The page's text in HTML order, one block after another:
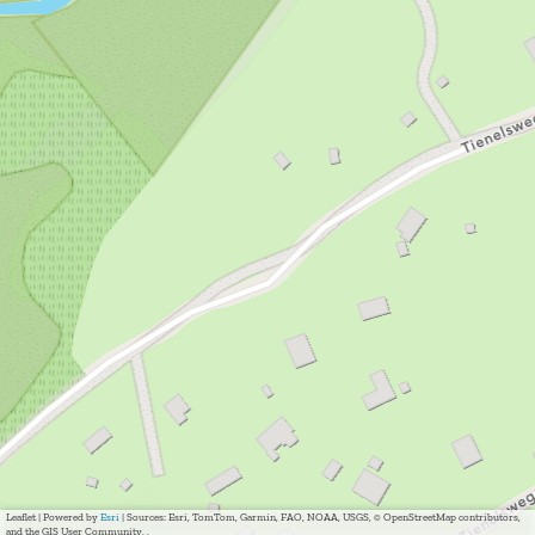
Leaflet | Powered by Esri | Sources: Esri, TomTom, Garmin, FAO, NOAA, USGS, © OpenStreetMap contributors,
and the GIS User Community, ,